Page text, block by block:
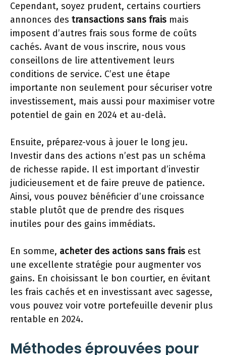
Cependant, soyez prudent, certains courtiers
annonces des transactions sans frais mais
imposent d’autres frais sous forme de coûts
cachés. Avant de vous inscrire, nous vous
conseillons de lire attentivement leurs
conditions de service. C’est une étape
importante non seulement pour sécuriser votre
investissement, mais aussi pour maximiser votre
potentiel de gain en 2024 et au-delà.
Ensuite, préparez-vous à jouer le long jeu.
Investir dans des actions n’est pas un schéma
de richesse rapide. Il est important d’investir
judicieusement et de faire preuve de patience.
Ainsi, vous pouvez bénéficier d’une croissance
stable plutôt que de prendre des risques
inutiles pour des gains immédiats.
En somme, acheter des actions sans frais est
une excellente stratégie pour augmenter vos
gains. En choisissant le bon courtier, en évitant
les frais cachés et en investissant avec sagesse,
vous pouvez voir votre portefeuille devenir plus
rentable en 2024.
Méthodes éprouvées pour